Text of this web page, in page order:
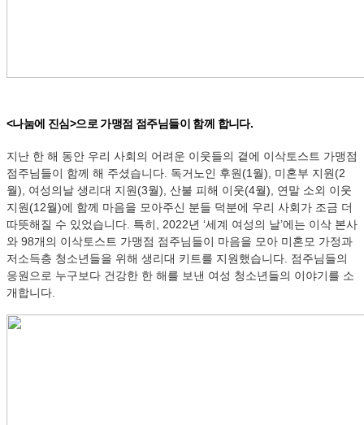
<나눔에 진심>으로 가맹점 점주님들이 함께 합니다.
지난 한 해 동안 우리 사회의 어려운 이웃들의 곁에 이삭토스트 가맹점
점주님들이 함께 해 주셨습니다. 독거노인 후원(1월), 미혼부 지원(2
월), 여성의날 생리대 지원(3월), 산불 피해 이웃(4월), 연말 소외 이웃
지원(12월)에 함께 마음을 모아주신 분들 덕분에 우리 사회가 조금 더
따뜻해질 수 있었습니다. 특히, 2022년 ‘세계 여성의 날’에는 이삭 본사
와 98개의 이삭토스트 가맹점 점주님들이 마음을 모아 미혼모 가정과
저소득층 청소년들을 위해 생리대 키트를 지원했습니다. 점주님들의
응원으로 누구보다 건강한 한 해를 보낸 여성 청소년들의 이야기를 소
개합니다.